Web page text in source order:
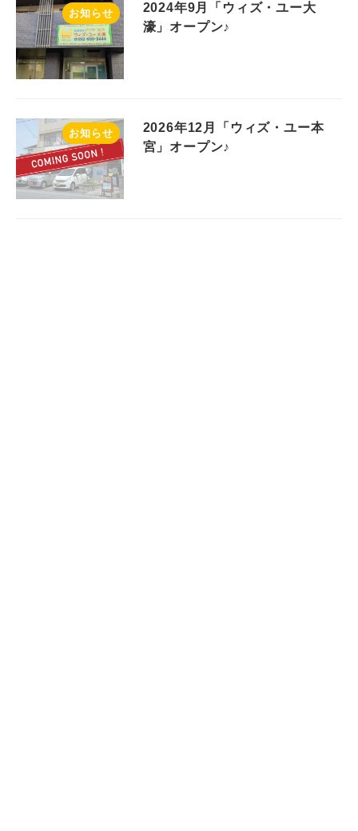
お知らせ
2024年9月「ウィズ・ユー大
濠」オープン♪
お知らせ
2026年12月「ウィズ・ユー本
宮」オープン♪